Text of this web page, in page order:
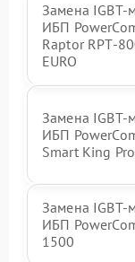
Замена IGBT-
ИБП
Raptor RPT-
EURO
Замена IGBT-
ИБП
Smart King Pro
Замена IGBT-
ИБП
1500